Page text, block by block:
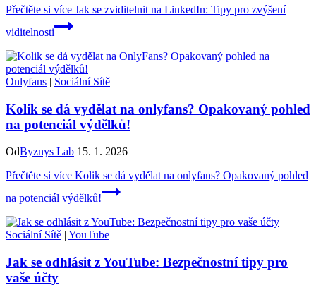
Přečtěte si více Jak se zviditelnit na LinkedIn: Tipy pro zvýšení
viditelnosti
Onlyfans | Sociální Sítě
Kolik se dá vydělat na onlyfans? Opakovaný pohled
na potenciál výdělků!
OdByznys Lab 15. 1. 2026
Přečtěte si více Kolik se dá vydělat na onlyfans? Opakovaný pohled
na potenciál výdělků!
Sociální Sítě | YouTube
Jak se odhlásit z YouTube: Bezpečnostní tipy pro
vaše účty